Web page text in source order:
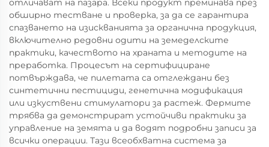
отличават на пазара. Всеки продукт преминава през
обширно тестване и проверка, за да се гарантира
спазването на изискванията за органична продукция,
включително редовни одити на земеделските
практики, качеството на храната и методите на
преработка. Процесът на сертифициране
потвърждава, че пилетата са отглеждани без
синтетични пестициди, генетична модификация
или изкуствени стимулатори за растеж. Фермите
трябва да демонстрират устойчиви практики за
управление на земята и да водят подробни записи за
всички операции. Тази всеобхватна система за